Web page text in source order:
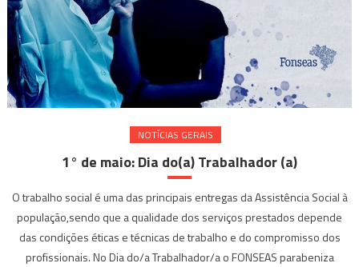
NOTÍ­CIAS GERAIS
1° de maio: Dia do(a) Trabalhador (a)
O trabalho social é uma das principais entregas da Assistência Social à
população,sendo que a qualidade dos serviços prestados depende
das condições éticas e técnicas de trabalho e do compromisso dos
profissionais. No Dia do/a Trabalhador/a o FONSEAS parabeniza